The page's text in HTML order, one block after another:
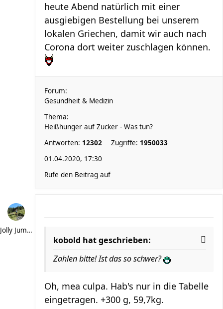
heute Abend natürlich mit einer
ausgiebigen Bestellung bei unserem
lokalen Griechen, damit wir auch nach
Corona dort weiter zuschlagen können.
Forum:
Gesundheit & Medizin
Thema:
Heißhunger auf Zucker - Was tun?
Antworten: 12302 Zugriffe: 1950033
01.04.2020, 17:30
Rufe den Beitrag auf
Jolly Jumper
kobold hat geschrieben:
Zahlen bitte! Ist das so schwer?
Oh, mea culpa. Hab's nur in die Tabelle
eingetragen. +300 g, 59,7kg.